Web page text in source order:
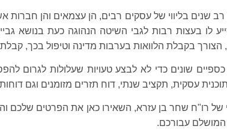
רב שנים בליווי של עסקים רבים, הן עצמאים והן
לו בעצות רבות לגבי השיטה הנהוגה כעת בנושא
בקבלת הלוואות בערבות מדינה וטיפול בכך,
שונים כדי לא לבצע טעויות שעלולות לגרום
עסקית, תקציב שנתי, דוח תזרים מזומנים וגם
של רו"ח שחר בן עזרא, השאירו כאן את הפרטים שלכם
עבורכם.